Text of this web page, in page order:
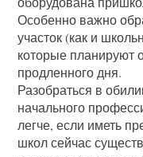
Особенно важно
участок (как и
которые планируют
продленного дня.
Разобраться в
начального
легче, если иметь
школ сейчас